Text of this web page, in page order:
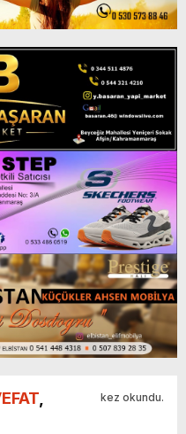
kez okundu.